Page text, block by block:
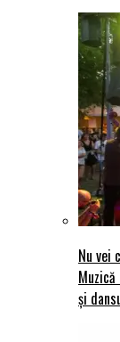
Nu vei
și